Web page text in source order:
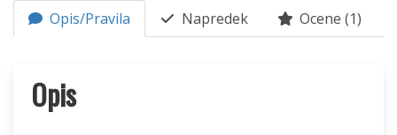
Opis/Pravila Napredek Ocene (1)
Opis